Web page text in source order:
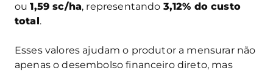
ou1,59 sc/ha, representando 3,12% do custo
total.
Esses valores ajudam o produtor a mensurar não
apenas o desembolso financeiro direto, mas